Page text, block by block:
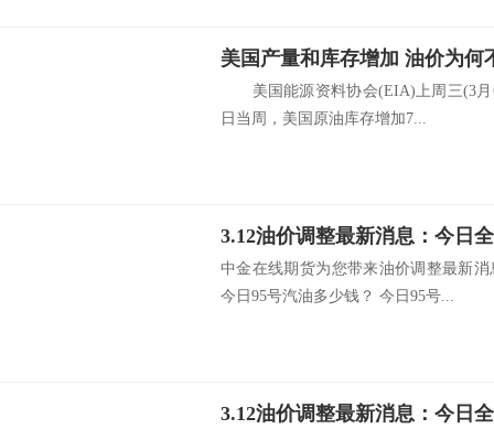
美国产量和库存增加 油价为何
美国能源资料协会(EIA)上周三(3月
日当周，美国原油库存增加7...
中金在线期货为您带来油价调整最新
今日95号汽油多少钱？ 今日95号...